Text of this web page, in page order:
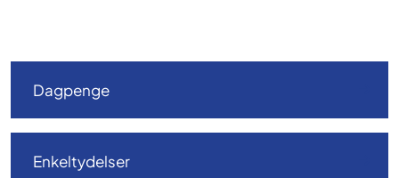
Dagpenge
Enkeltydelser